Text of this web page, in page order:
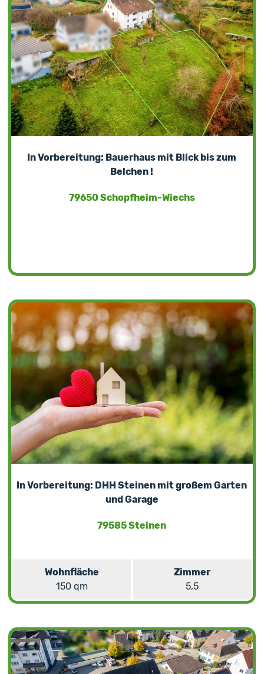
In Vorbereitung: Bauerhaus mit Blick bis zum
Belchen !
79650 Schopfheim-Wiechs
In Vorbereitung: DHH Steinen mit großem Garten
und Garage
79585 Steinen
Wohnfläche
150 qm
Zimmer
5,5